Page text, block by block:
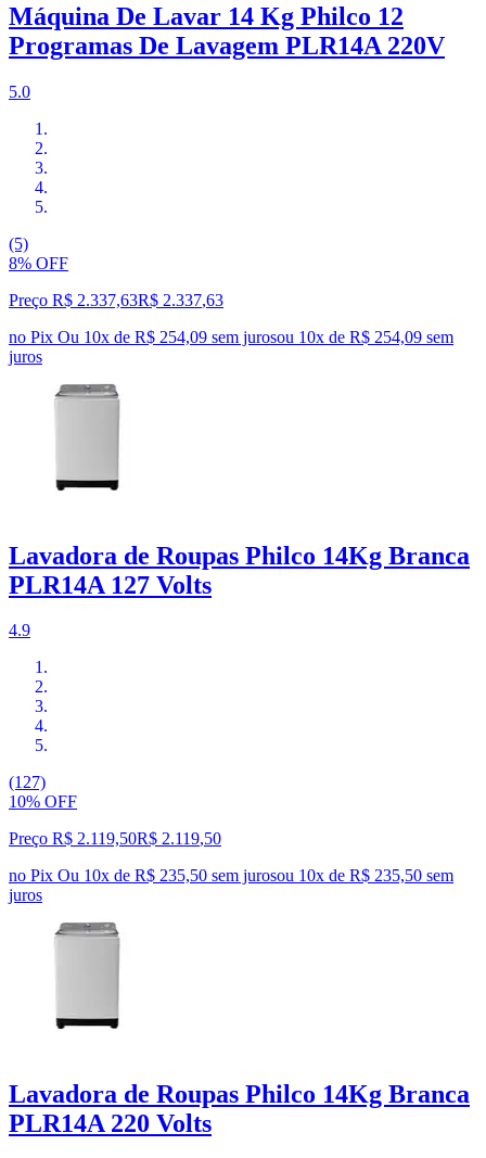
Máquina De Lavar 14 Kg Philco 12
Programas De Lavagem PLR14A 220V
5.0
(5)
8% OFF
Preço R$ 2.337,63R$ 2.337,63
no Pix Ou 10x de R$ 254,09 sem jurosou 10x de R$ 254,09 sem
juros
Lavadora de Roupas Philco 14Kg Branca
PLR14A 127 Volts
4.9
(127)
10% OFF
Preço R$ 2.119,50R$ 2.119,50
no Pix Ou 10x de R$ 235,50 sem jurosou 10x de R$ 235,50 sem
juros
Lavadora de Roupas Philco 14Kg Branca
PLR14A 220 Volts